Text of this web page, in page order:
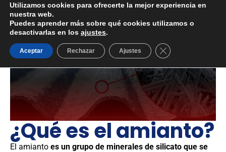
¿Qué es el amianto?
El amianto es un grupo de minerales de silicato que se
Utilizamos cookies para ofrecerte la mejor experiencia en
nuestra web.
Puedes aprender más sobre qué cookies utilizamos o
desactivarlas en los ajustes.
Aceptar Rechazar Ajustes Cerrar el banner